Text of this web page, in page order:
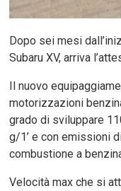
Dopo sei mesi
Subaru XV, arriva
Il nuovo
motorizzazioni
grado di sviluppare
g/1’ e con emissioni
combustione a
Velocità max che si